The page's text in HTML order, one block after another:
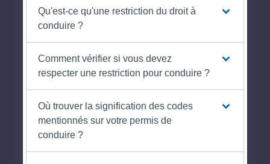
Qu'est-ce qu'une restriction du droit à
conduire ?
Comment vérifier si vous devez
respecter une restriction pour conduire ?
Où trouver la signification des codes
mentionnés sur votre permis de
conduire ?